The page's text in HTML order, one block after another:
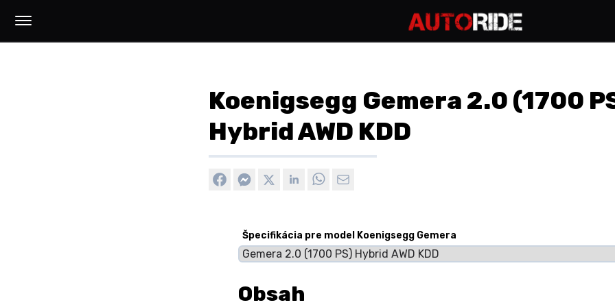
Koenigsegg Gemera 2.0 (1700
Hybrid AWD KDD
Špecifikácia pre model Koenigsegg Gemera
Obsah